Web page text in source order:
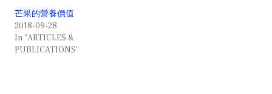
芒果的營養價值
2018-09-28
In "ARTICLES &
PUBLICATIONS"